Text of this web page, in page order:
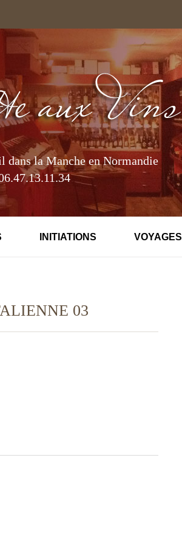
la Manche en Normandie
INITIATIONS VOYAGES
03